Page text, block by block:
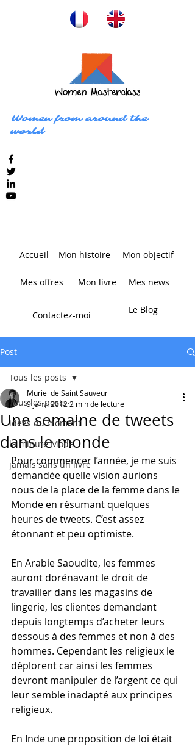
Women from around the
world
Accueil Mon histoire Mon objectif
Mes offres Mon livre Mes news
Contactez-moi Le Blog
Post
Tous les posts
idées du moment
la minute Mode
jamais sans un livre
Tous les posts
Une semaine de tweets
dans le monde
Muriel de Saint Sauveur
9 janv. 2012 2 min de lecture
Pour commencer l’année, je me suis
demandée quelle vision aurions
nous de la place de la femme dans le
Monde en résumant quelques
heures de tweets. C’est assez
étonnant et peu optimiste.
En Arabie Saoudite, les femmes
auront dorénavant le droit de
travailler dans les magasins de
lingerie, les clientes demandant
depuis longtemps d’acheter leurs
dessous à des femmes et non à des
hommes. Cependant les religieux le
déplorent car ainsi les femmes
devront manipuler de l’argent ce qui
leur semble inadapté aux principes
religieux.
En Inde une proposition de loi était